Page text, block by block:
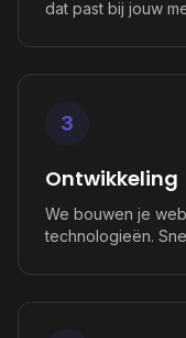
dat past bij jouw
3
Ontwikkeling
We bouwen je
technologieën.